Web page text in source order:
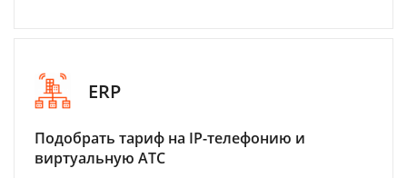
ERP
Подобрать тариф на IP-телефонию и
виртуальную АТС